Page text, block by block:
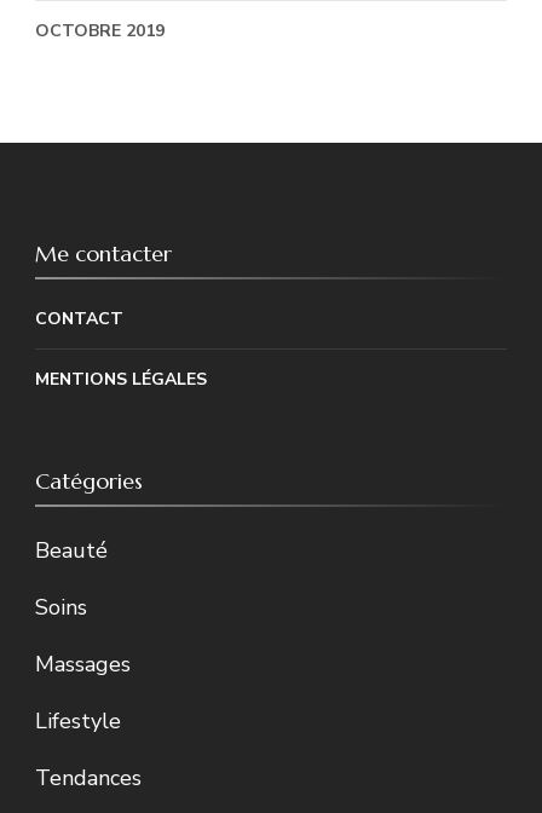
OCTOBRE 2019
Me contacter
CONTACT
MENTIONS LÉGALES
Catégories
Beauté
Soins
Massages
Lifestyle
Tendances